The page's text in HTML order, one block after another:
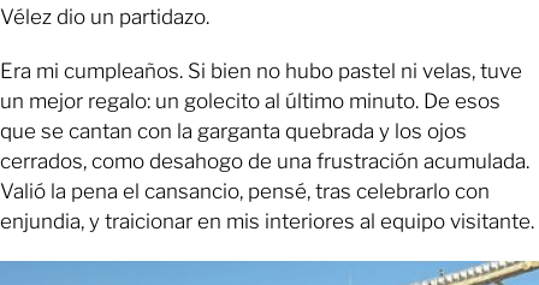
Vélez dio un partidazo.
Era mi cumpleaños. Si bien no hubo pastel ni velas, tuve
un mejor regalo: un golecito al último minuto. De esos
que se cantan con la garganta quebrada y los ojos
cerrados, como desahogo de una frustración acumulada.
Valió la pena el cansancio, pensé, tras celebrarlo con
enjundia, y traicionar en mis interiores al equipo visitante.